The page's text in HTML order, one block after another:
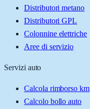
Distributori metano
Distributori GPL
Colonnine elettriche
Aree di servizio
Servizi auto
Calcola rimborso km
Calcolo bollo auto